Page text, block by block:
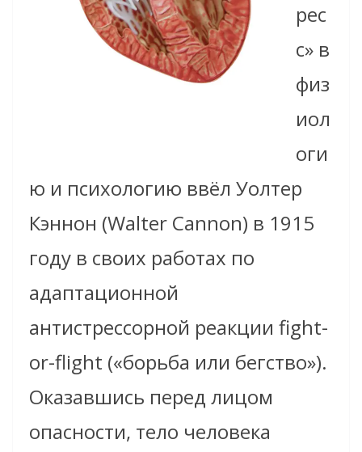
рес
с» в
физ
иол
оги
ю и психологию ввёл Уолтер
Кэннон (Walter Cannon) в 1915
году в своих работах по
адаптационной
антистрессорной реакции fight-
or-flight («борьба или бегство»).
Оказавшись перед лицом
опасности, тело человека